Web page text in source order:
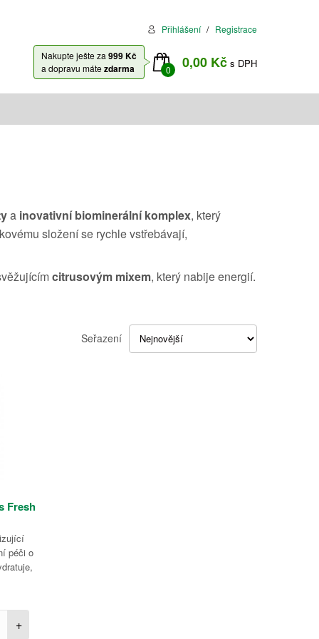
Přihlášení Registrace
0 0,00 Kč s DPH
Nakupte ješte za 999 Kč
a dopravu mátezdarma
a inovativní biominerální komplex, který
složení se rychle vstřebávají,
citrusovým mixem, který nabije energií.
Seřazení
Fresh
péči o
+